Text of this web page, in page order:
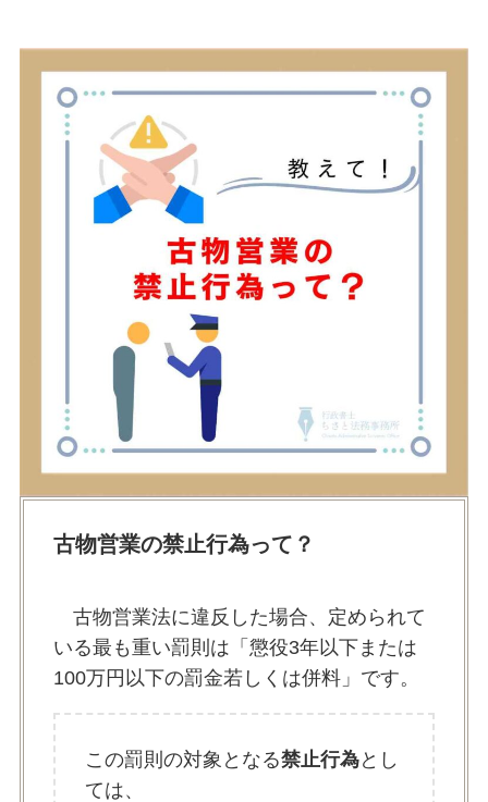
古物営業の禁止行為って？
古物営業法に違反した場合、定められて
いる最も重い罰則は「懲役3年以下または
100万円以下の罰金若しくは併料」です。
この罰則の対象となる禁止行為とし
ては、